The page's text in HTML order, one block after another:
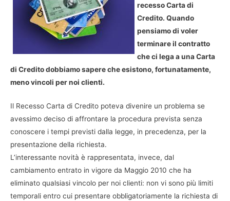
recesso Carta di
Credito. Quando
pensiamo di voler
terminare il contratto
che ci lega a una Carta
di Credito dobbiamo sapere che esistono, fortunatamente,
meno vincoli per noi clienti.
Il Recesso Carta di Credito poteva divenire un problema se
avessimo deciso di affrontare la procedura prevista senza
conoscere i tempi previsti dalla legge, in precedenza, per la
presentazione della richiesta.
L’interessante novità è rappresentata, invece, dal
cambiamento entrato in vigore da Maggio 2010 che ha
eliminato qualsiasi vincolo per noi clienti: non vi sono più limiti
temporali entro cui presentare obbligatoriamente la richiesta di